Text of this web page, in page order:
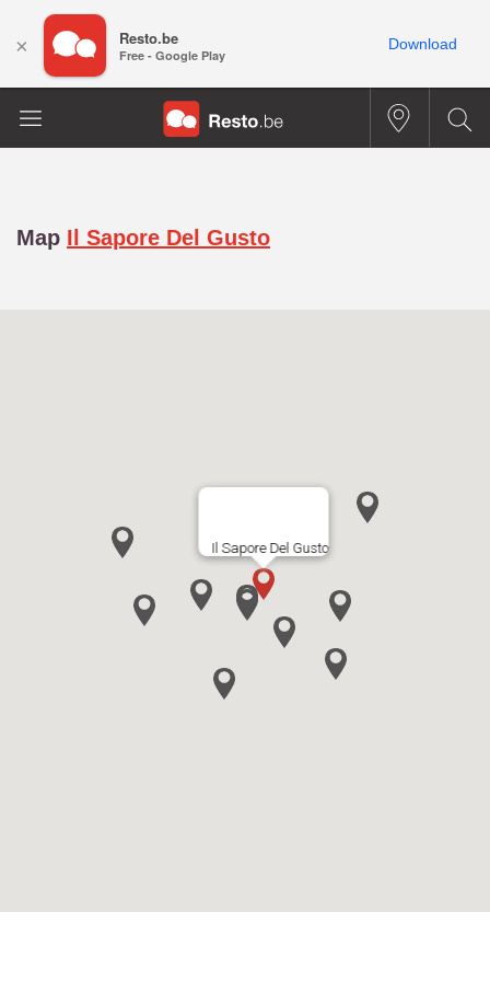
Map Il Sapore Del Gusto
Il Sapore Del Gusto
× Resto.be
Free - Google Play
Download